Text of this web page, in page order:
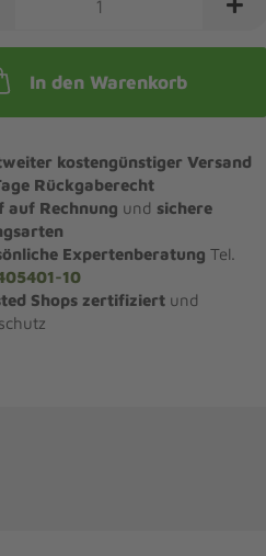
In den Warenkorb
kostengünstiger Versand
Rückgaberecht
auf Rechnung und sichere
Expertenberatung Tel.
10
Shops zertifiziertund